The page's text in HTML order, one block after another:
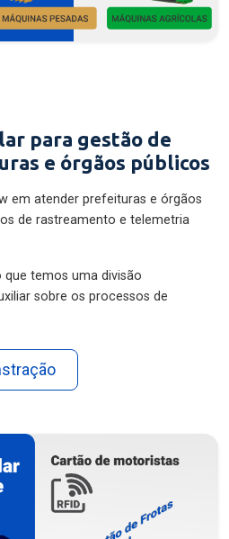
para gestão de
e órgãos públicos
em atender prefeituras e órgãos
de rastreamento e telemetria
temos uma divisão
sobre os processos de